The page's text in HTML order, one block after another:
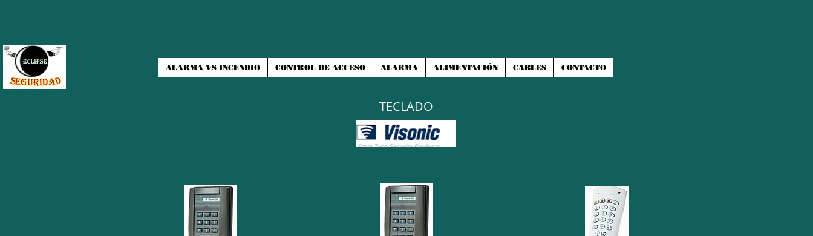
ALARMA VS INCENDIO CONTROL DE ACCESO ALARMA ALIMENTACIÓN CABLES CONTACTO
TECLADO